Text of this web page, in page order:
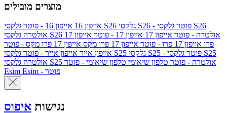
מוצרים מובילים
אייפון 16 אייפון 16 - פוטר גלקסי S26 גלקסי S26 - פוטר גלקסי S26
אולטרה
גלקסי S26 אולטרה - פוטר אייפון 17 אייפון 17 - פוטר
אייפון 17
פרו אייפון 17 פרו - פוטר אייפון 17 פרו מקס
אייפון 17 פרו מקס - פוטר
אייפון אייר אייפון אייר - פוטר גלקסי S25 גלקסי S25 - פוטר גלקסי S25
אולטרה
גלקסי S25 אולטרה - פוטר טלפון שיאומי טלפון שיאומי - פוטר
Esim
Esim - פוטר
נגישות איפוס